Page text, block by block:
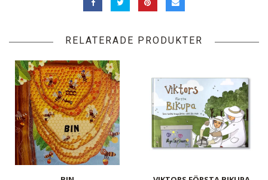
RELATERADE PRODUKTER